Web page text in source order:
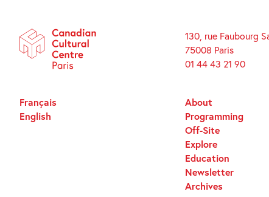
130, rue Faubourg
75008 Paris
01 44 43 21 90
About
Programming
Off-Site
Explore
Education
Newsletter
Archives
Français
English